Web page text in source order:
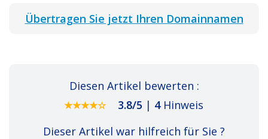
Übertragen Sie jetzt Ihren Domainnamen
Diesen Artikel bewerten :
3.8/5 | 4 Hinweis
Dieser Artikel war hilfreich für Sie ?